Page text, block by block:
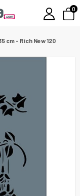
0
cm - Rich New 120